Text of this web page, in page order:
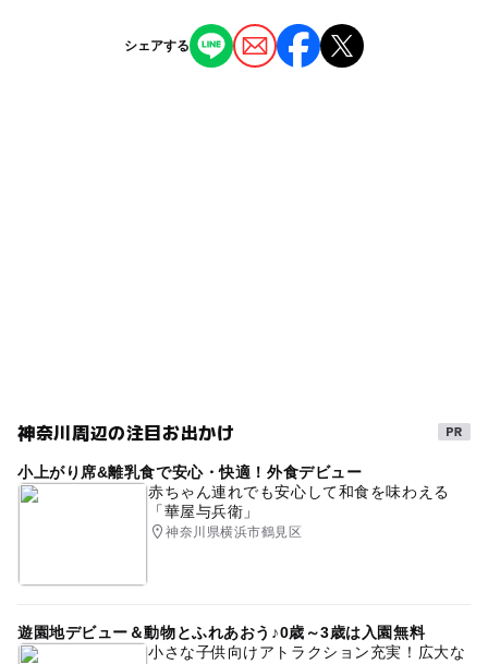
※掲載情報は神奈川県のオープンデータを活用していま
ー 託児所
シェアする
神奈川周辺の注目お出かけ
小上がり席&離乳食で安心・快適！外食デビュー
赤ちゃん連れでも安心して和食を味わえる
「華屋与兵衛」
神奈川県横浜市鶴見区
遊園地デビュー＆動物とふれあおう♪0歳～3歳は入園無料
小さな子供向けアトラクション充実！広大な